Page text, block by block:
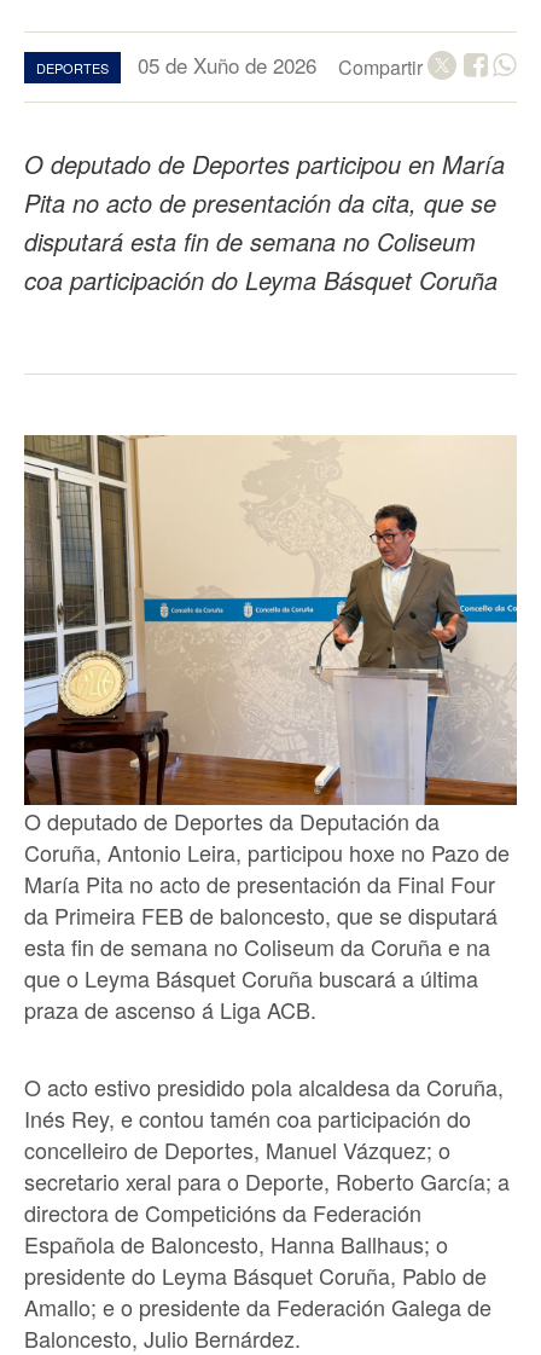
DEPORTES 05 de Xuño de 2026 Compartir
O deputado de Deportes participou en María
Pita no acto de presentación da cita, que se
disputará esta fin de semana no Coliseum
coa participación do Leyma Básquet Coruña
O deputado de Deportes da Deputación da
Coruña, Antonio Leira, participou hoxe no Pazo de
María Pita no acto de presentación da Final Four
da Primeira FEB de baloncesto, que se disputará
esta fin de semana no Coliseum da Coruña e na
que o Leyma Básquet Coruña buscará a última
praza de ascenso á Liga ACB.
O acto estivo presidido pola alcaldesa da Coruña,
Inés Rey, e contou tamén coa participación do
concelleiro de Deportes, Manuel Vázquez; o
secretario xeral para o Deporte, Roberto García; a
directora de Competicións da Federación
Española de Baloncesto, Hanna Ballhaus; o
presidente do Leyma Básquet Coruña, Pablo de
Amallo; e o presidente da Federación Galega de
Baloncesto, Julio Bernárdez.